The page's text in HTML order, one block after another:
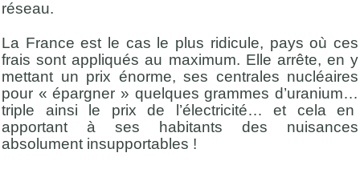
réseau.
La France est le cas le plus ridicule, pays où ces
frais sont appliqués au maximum. Elle arrête, en y
mettant un prix énorme, ses centrales nucléaires
pour « épargner » quelques grammes d’uranium…
triple ainsi le prix de l’électricité… et cela en
apportant à ses habitants des nuisances
absolument insupportables !